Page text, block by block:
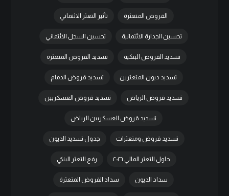
القروض المتعثرة تأثير التعثر الائتماني
تحسين الجدارة الائتمانية تحسين السجل الائتماني
تسديد القروض البنكية تسديد القروض المتعثرة
تسديد ديون المتعثرين تسديد قروض الدمام
تسديد قروض الرياض تسديد قروض العسكريين
تسديد قروض العسكريين الرياض
تسديد قروض ومتعثرات جدول تسديد الديون
حلول التعثر المالي ٢٠٢٦ رفع التعثر البنكي
سداد الديون سداد القروض المتعثرة